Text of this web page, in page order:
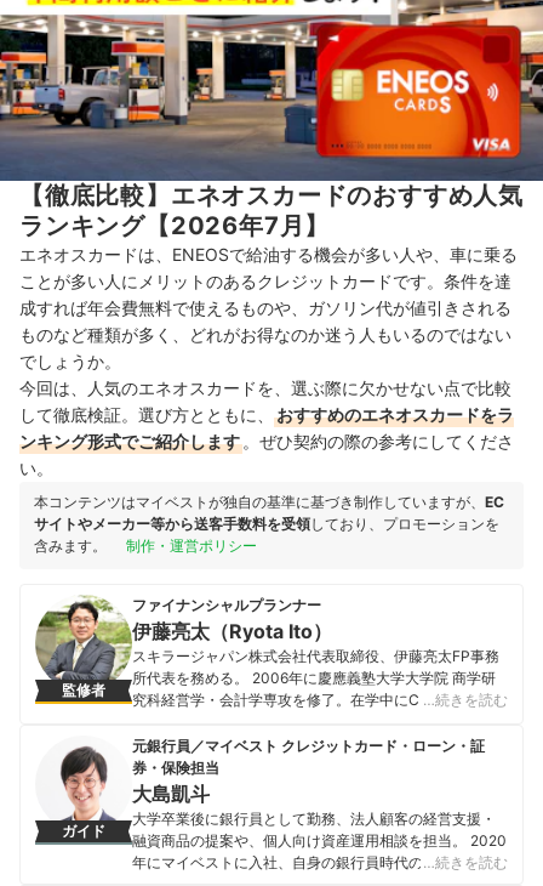
【徹底比較】エネオスカードのおすすめ人気
ランキング【2026年7月】
エネオスカードは、ENEOSで給油する機会が多い人や、車に乗る
ことが多い人にメリットのあるクレジットカードです。条件を達
成すれば年会費無料で使えるものや、ガソリン代が値引きされる
ものなど種類が多く、どれがお得なのか迷う人もいるのではない
でしょうか。
今回は、人気のエネオスカードを、選ぶ際に欠かせない点で比較
して徹底検証。選び方とともに、
おすすめのエネオスカードをラ
ンキング形式でご紹介します 。ぜひ契約の際の参考にしてくださ
い。
本コンテンツはマイベストが独自の基準に基づき制作していますが、 EC
サイトやメーカー等から送客手数料を受領しており、プロモーションを
含みます。
制作・運営ポリシー
監修者
ファイナンシャルプランナー
伊藤亮太（Ryota Ito）
スキラージャパン株式会社代表取締役、伊藤亮太FP事務
所代表を務める。 2006年に慶應義塾大学大学院 商学研
究科経営学・会計学専攻を修了。在学中にCFP®資格を取
ージャパン株式会社」を設立。個人の資産設計を中心と
したマネー・ライフプランニングの提案を行う傍ら、法
人に対する経営コンサルティング、相続・事業承継設
計・保険設計の提案・サポート等を行う。 金融をテーマ
にした豊富な講演実績を持つほか、CFP®受験講座の講師
としても活躍する。著書に、『ゼロからわかる金融入門
基本と常識』『高配当投資ランキング大全』『7日でマス
…続きを読む
ガイド
元銀行員／マイベスト クレジットカード・ローン・証
券・保険担当
大島凱斗
大学卒業後に銀行員として勤務、法人顧客の経営支援・
融資商品の提案や、個人向け資産運用相談を担当。 2020
年にマイベストに入社、自身の銀行員時代の経験を活か
…続きを読む